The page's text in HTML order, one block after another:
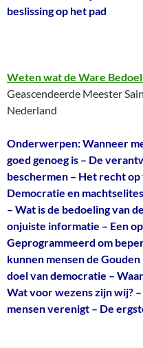
beslissing op het pad
Weten wat de Ware
Geascendeerde Meester
Nederland
Onderwerpen: Wanneer
goed genoeg is – De
beschermen – Het recht
Democratie en
– Wat is de bedoeling van
onjuiste informatie – Een
Geprogrammeerd om
kunnen mensen de
doel van democratie –
Wat voor wezens zijn wij?
mensen verenigt – De